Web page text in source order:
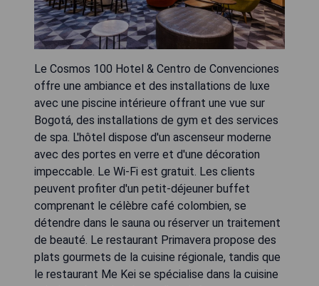
Le Cosmos 100 Hotel & Centro de Convenciones
offre une ambiance et des installations de luxe
avec une piscine intérieure offrant une vue sur
Bogotá, des installations de gym et des services
de spa. L'hôtel dispose d'un ascenseur moderne
avec des portes en verre et d'une décoration
impeccable. Le Wi-Fi est gratuit. Les clients
peuvent profiter d'un petit-déjeuner buffet
comprenant le célèbre café colombien, se
détendre dans le sauna ou réserver un traitement
de beauté. Le restaurant Primavera propose des
plats gourmets de la cuisine régionale, tandis que
le restaurant Me Kei se spécialise dans la cuisine